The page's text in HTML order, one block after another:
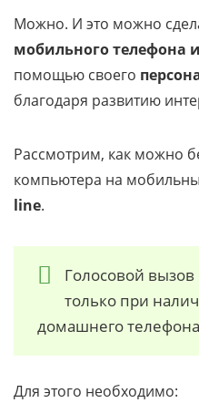
Можно. И это можно
мобильного телефона
помощью своего
благодаря развитию
Рассмотрим, как можно
компьютера на
line.
Голосовой
только при
домашнего
Для этого необходимо: